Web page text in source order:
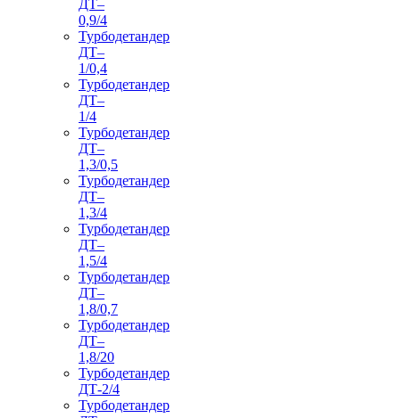
ДТ–
0,9/4
Турбодетандер
ДТ–
1/0,4
Турбодетандер
ДТ–
1/4
Турбодетандер
ДТ–
1,3/0,5
Турбодетандер
ДТ–
1,3/4
Турбодетандер
ДТ–
1,5/4
Турбодетандер
ДТ–
1,8/0,7
Турбодетандер
ДТ–
1,8/20
Турбодетандер
ДТ-2/4
Турбодетандер